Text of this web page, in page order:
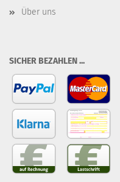
Über uns
SICHER BEZAHLEN ...